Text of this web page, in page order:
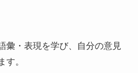
彙・表現を学び、自分の意見
す。